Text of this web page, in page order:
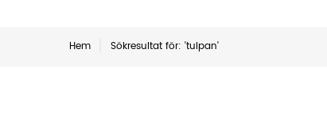
Hem Sökresultat för: 'tulpan'